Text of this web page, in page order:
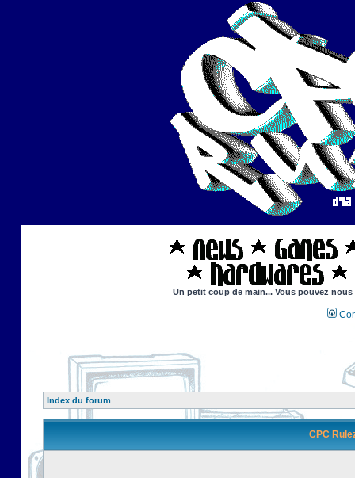
Un petit coup de main... Vous pouvez
Index du forum
CPC